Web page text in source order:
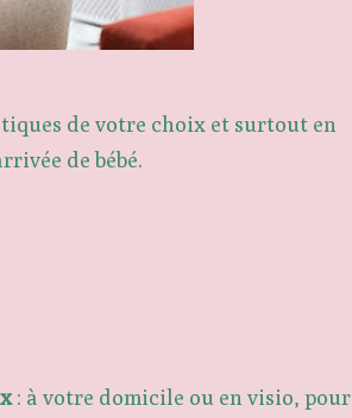
de votre choix et surtout en
de bébé.
: à votre domicile ou en visio, pour